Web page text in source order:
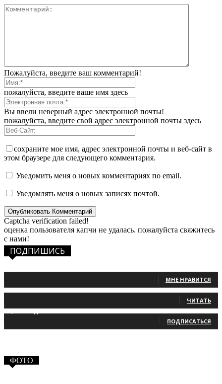
Пожалуйста, введите ваш комментарий!
пожалуйста, введите ваше имя здесь
Вы ввели неверный адрес электронной почты!
пожалуйста, введите свой адрес электронной почты здесь
сохраните мое имя, адрес электронной почты и веб-сайт в
этом браузере для следующего комментария.
Уведомить меня о новых комментариях по email.
Уведомлять меня о новых записях почтой.
Captcha verification failed!
оценка пользователя капчи не удалась. пожалуйста свяжитесь
с нами!
ПОДПИШИСЬ
МНЕ НРАВИТСЯ
ЧИТАТЬ
ПОДПИСАТЬСЯ
ФОТО